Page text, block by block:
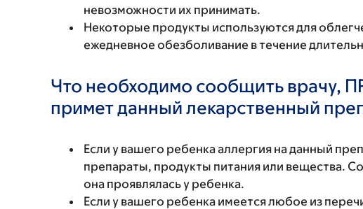
невозможности их принимать.
Некоторые продукты используются для
ежедневное обезболивание в течение
Что необходимо сообщить врачу,
примет данный лекарственный
Если у вашего ребенка аллергия на данный
препараты, продукты питания или вещества.
она проявлялась у ребенка.
Если у вашего ребенка имеется любое из